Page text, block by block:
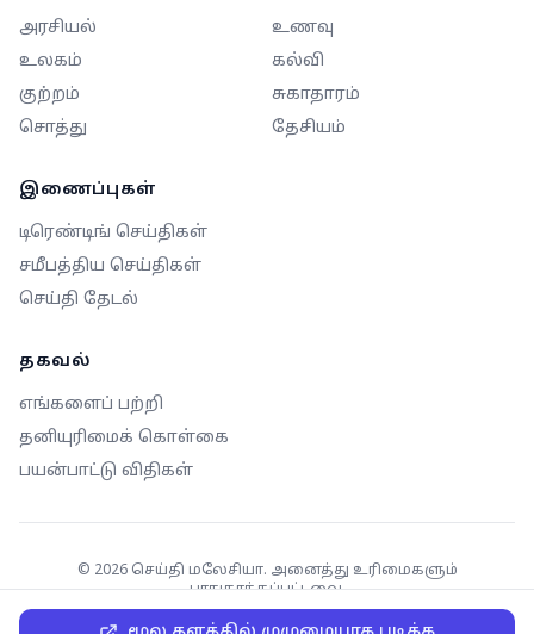
அரசியல்
உணவு
உலகம்
கல்வி
குற்றம்
சுகாதாரம்
சொத்து
தேசியம்
இணைப்புகள்
டிரெண்டிங் செய்திகள்
சமீபத்திய செய்திகள்
செய்தி தேடல்
தகவல்
எங்களைப் பற்றி
தனியுரிமைக் கொள்கை
பயன்பாட்டு விதிகள்
© 2026செய்தி மலேசியா. அனைத்து உரிமைகளும்
பாதுகாக்கப்பட்டவை.